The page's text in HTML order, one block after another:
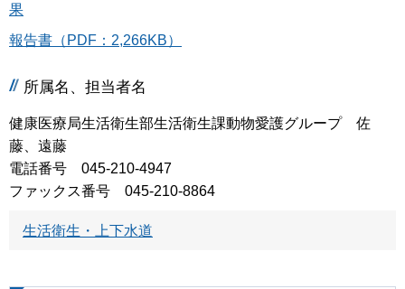
果
報告書（PDF：2,266KB）
所属名、担当者名
健康医療局生活衛生部生活衛生課動物愛護グループ 佐
藤、遠藤
電話番号 045-210-4947
ファックス番号 045-210-8864
生活衛生・上下水道